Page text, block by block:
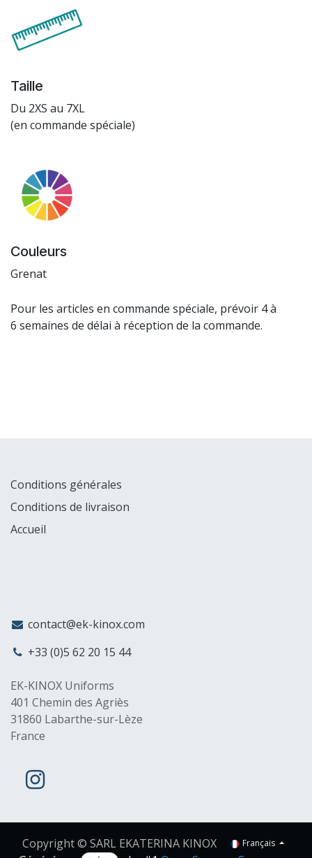
Taille
Du 2XS au 7XL
(en commande spéciale)
Couleurs
Grenat
Pour les articles en commande spéciale, prévoir 4 à
6 semaines de délai à réception de la commande.
Conditions générales
Conditions de livraison
Accueil
contact@ek-kinox.com
+33 (0)5 62 20 15 44
EK-KINOX Uniforms
401 Chemin des Agriès
31860 Labarthe-sur-Lèze
France
Copyright © SARL EKATERINA KINOX Français